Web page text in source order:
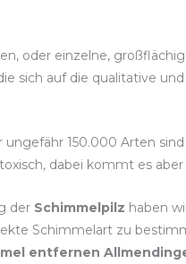
oder einzelne,
sich auf die qualitative
150.000 Arten
dabei kommt es
der Schimmelpilz haben
Schimmelart zu
entfernen